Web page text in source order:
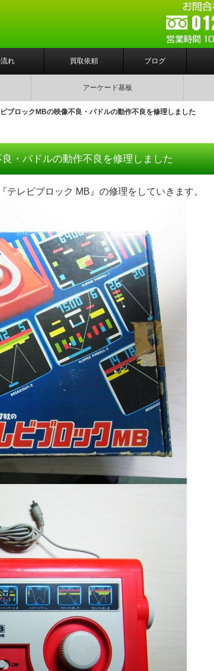
れ 買取依頼 ブログ
アーケード基板
ビブロックMBの映像不良・パドルの動作不良を修理しました
・パドルの動作不良を修理しました
レビブロック MB』の修理をしていきます。